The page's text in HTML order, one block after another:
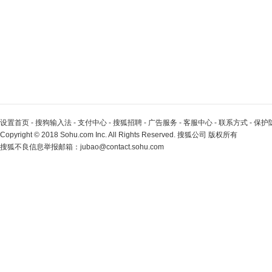
设置首页 - 搜狗输入法 - 支付中心 - 搜狐招聘 - 广告服务 - 客服中心 - 联系方式 - 保护
Copyright© 2018 Sohu.com Inc. All Rights Reserved. 搜狐公司 版权所有
搜狐不良信息举报邮箱： jubao@contact.sohu.com